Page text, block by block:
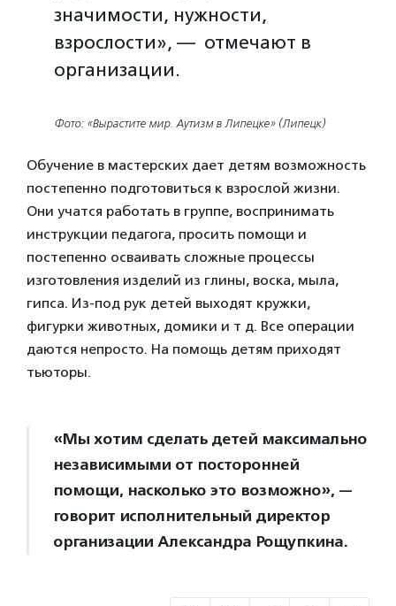
значимости, нужности,
взрослости», — отмечают в
организации.
Фото: «Вырастите мир. Аутизм в Липецке» (Липецк)
Обучение в мастерских дает детям возможность
постепенно подготовиться к взрослой жизни.
Они учатся работать в группе, воспринимать
инструкции педагога, просить помощи и
постепенно осваивать сложные процессы
изготовления изделий из глины, воска, мыла,
гипса. Из-под рук детей выходят кружки,
фигурки животных, домики и т д. Все операции
даются непросто. На помощь детям приходят
тьюторы.
«Мы хотим сделать детей максимально
независимыми от посторонней
помощи, насколько это возможно», —
говорит исполнительный директор
организации Александра Рощупкина.